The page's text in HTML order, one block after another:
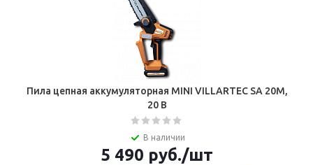
Пила цепная аккумуляторная MINI VILLARTEC SA 20M,
20 В
В наличии
5 490 руб./шт